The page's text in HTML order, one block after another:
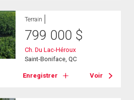
Terrain
799 000 $
Ch. Du Lac-Héroux
Saint-Boniface, QC
Enregistrer Voir